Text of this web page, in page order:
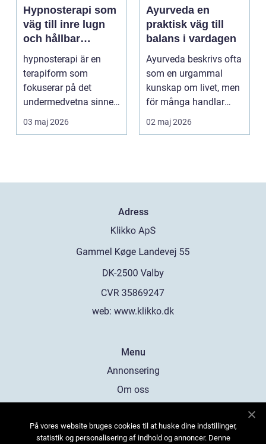
Hypnosterapi som
väg till inre lugn
och hållbar
förändring
hypnosterapi är en
terapiform som
fokuserar på det
undermedvetna sinnet
för att skapa djup och
hållb...
03 maj 2026
Ayurveda en
praktisk väg till
balans i vardagen
Ayurveda beskrivs ofta
som en urgammal
kunskap om livet, men
för många handlar
frågan om något
betyd...
02 maj 2026
Adress
web: www.klikko.dk
Menu
Annonsering
Om oss
Kontakta oss
På vores website bruges cookies til at huske dine indstillinger,
statistik og personalisering af indhold og annoncer. Denne